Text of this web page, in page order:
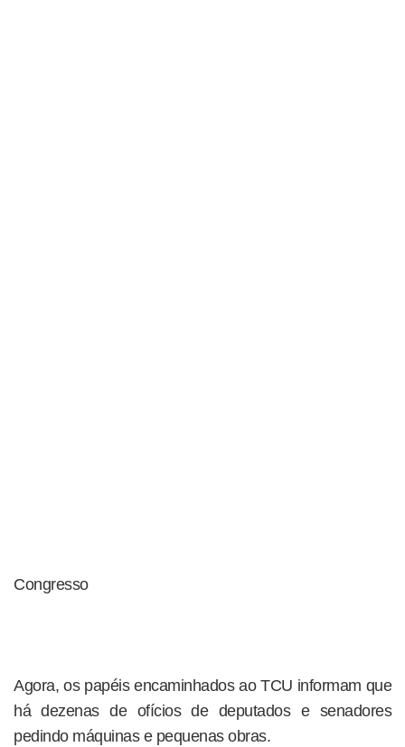
Congresso
Agora, os papéis encaminhados ao TCU informam que
há dezenas de ofícios de deputados e senadores
pedindo máquinas e pequenas obras.